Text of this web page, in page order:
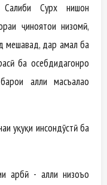
Салиби Сурх нишон
ҷиноятҳои низомӣ,
мешавад, дар амал ба
ба осебдидагонро
ҳалли масъалаҳо
ҳуқуқи инсондӯстӣ ба
- ҳалли низоъҳо